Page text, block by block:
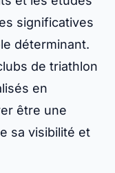
significatives
déterminant.
de triathlon
en
être une
sa visibilité et